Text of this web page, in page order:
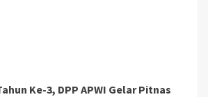
Ke-3, DPP APWI Gelar Pitnas